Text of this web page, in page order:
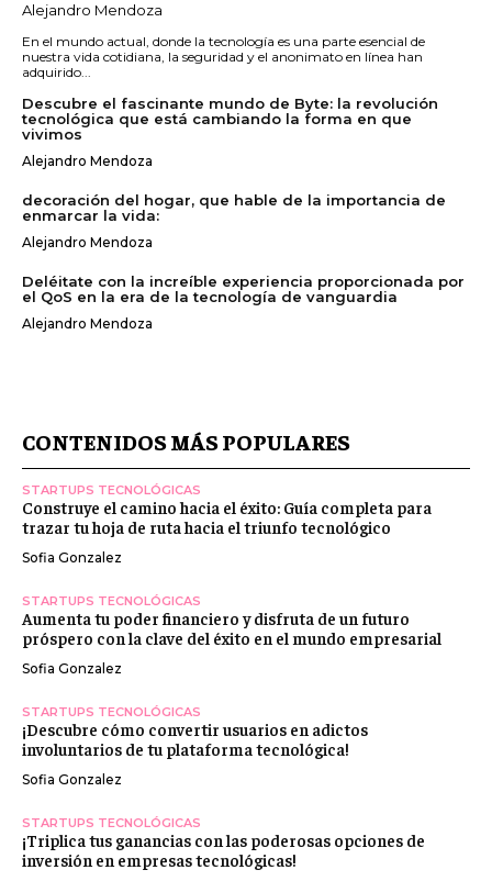
Alejandro Mendoza
En el mundo actual, donde la tecnología es una parte esencial de
nuestra vida cotidiana, la seguridad y el anonimato en línea han
adquirido...
Descubre el fascinante mundo de Byte: la revolución
tecnológica que está cambiando la forma en que
vivimos
Alejandro Mendoza
decoración del hogar, que hable de la importancia de
enmarcar la vida:
Alejandro Mendoza
Deléitate con la increíble experiencia proporcionada por
el QoS en la era de la tecnología de vanguardia
Alejandro Mendoza
CONTENIDOS MÁS POPULARES
STARTUPS TECNOLÓGICAS
Construye el camino hacia el éxito: Guía completa para
trazar tu hoja de ruta hacia el triunfo tecnológico
Sofia Gonzalez
STARTUPS TECNOLÓGICAS
Aumenta tu poder financiero y disfruta de un futuro
próspero con la clave del éxito en el mundo empresarial
Sofia Gonzalez
STARTUPS TECNOLÓGICAS
¡Descubre cómo convertir usuarios en adictos
involuntarios de tu plataforma tecnológica!
Sofia Gonzalez
STARTUPS TECNOLÓGICAS
¡Triplica tus ganancias con las poderosas opciones de
inversión en empresas tecnológicas!